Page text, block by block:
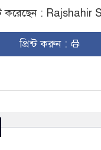
করেছেন : Rajshahir
প্রিন্ট করুন :